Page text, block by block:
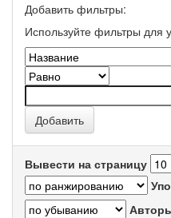
Добавить фильтры:
Используйте фильтры для
Вывести на страницу